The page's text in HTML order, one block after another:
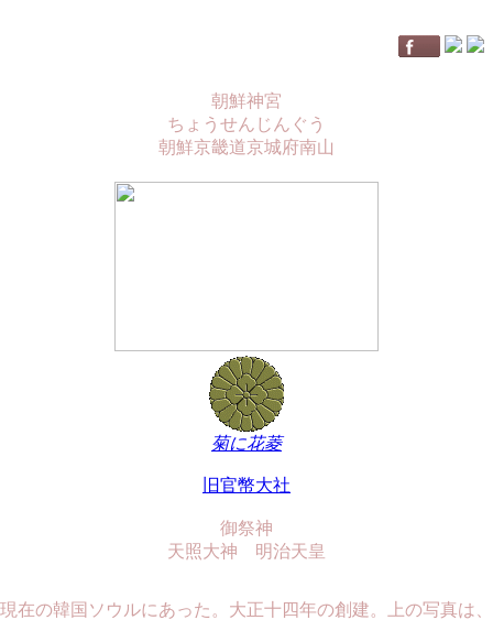
朝鮮神宮
ちょうせんじんぐう
朝鮮京畿道京城府南山
菊に花菱
旧官幣大社
御祭神
天照大神 明治天皇
現在の韓国ソウルにあった。大正十四年の創建。上の写真は、